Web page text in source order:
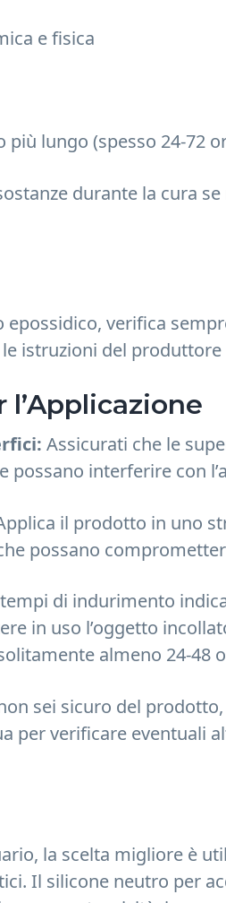
e fisica
lungo (spesso 24-72
durante la cura
epossidico, verifica
istruzioni del produttore
Assicurati che le
possano interferire con
il prodotto in uno
possano
di indurimento
in uso l’oggetto
almeno 24-48
sei sicuro del
per verificare eventuali
la scelta migliore è
Il silicone neutro per